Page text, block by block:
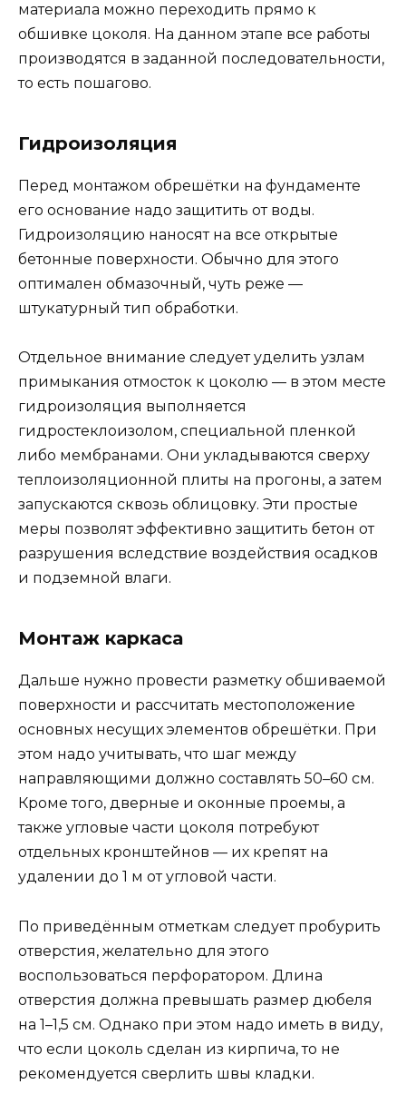
материала можно переходить прямо к
обшивке цоколя. На данном этапе все работы
производятся в заданной последовательности,
то есть пошагово.
Гидроизоляция
Перед монтажом обрешётки на фундаменте
его основание надо защитить от воды.
Гидроизоляцию наносят на все открытые
бетонные поверхности. Обычно для этого
оптимален обмазочный, чуть реже —
штукатурный тип обработки.
Отдельное внимание следует уделить узлам
примыкания отмосток к цоколю — в этом месте
гидроизоляция выполняется
гидростеклоизолом, специальной пленкой
либо мембранами. Они укладываются сверху
теплоизоляционной плиты на прогоны, а затем
запускаются сквозь облицовку. Эти простые
меры позволят эффективно защитить бетон от
разрушения вследствие воздействия осадков
и подземной влаги.
Монтаж каркаса
Дальше нужно провести разметку обшиваемой
поверхности и рассчитать местоположение
основных несущих элементов обрешётки. При
этом надо учитывать, что шаг между
направляющими должно составлять 50–60 см.
Кроме того, дверные и оконные проемы, а
также угловые части цоколя потребуют
отдельных кронштейнов — их крепят на
удалении до 1 м от угловой части.
По приведённым отметкам следует пробурить
отверстия, желательно для этого
воспользоваться перфоратором. Длина
отверстия должна превышать размер дюбеля
на 1–1,5 см. Однако при этом надо иметь в виду,
что если цоколь сделан из кирпича, то не
рекомендуется сверлить швы кладки.